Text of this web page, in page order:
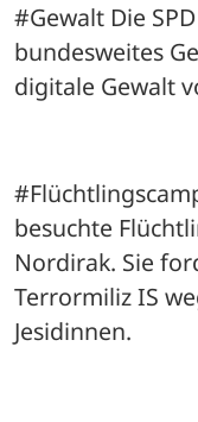
#Gewalt Die
bundesweites
digitale Gewalt
besuchte
Nordirak. Sie
Terrormiliz IS
Jesidinnen.